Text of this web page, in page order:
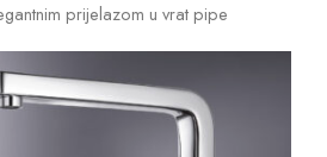
prijelazom u vrat pipe